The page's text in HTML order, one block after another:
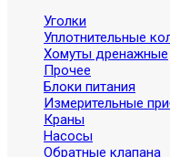
Уголки
Уплотнительные
Хомуты дренажные
Прочее
Блоки питания
Измерительные
Краны
Насосы
Обратные клапана